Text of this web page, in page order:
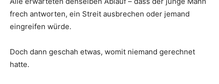
frech antworten, ein Streit ausbrechen oder jemand
eingreifen würde.
Doch dann geschah etwas, womit niemand gerechnet
hatte.